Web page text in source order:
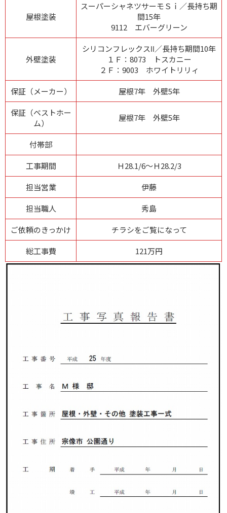
屋根塗装
スーパーシャネツサーモＳｉ／長持ち期
間15年
9112 エバーグリーン
外壁塗装
シリコンフレックスⅡ／長持ち期間10年
１Ｆ：8073 トスカニー
２Ｆ：9003 ホワイトリリィ
保証（メーカー）
屋根7年 外壁5年
保証（ベストホー
ム）
屋根7年 外壁5年
付帯部
工事期間
Ｈ28.1/6～Ｈ28.2/3
担当営業
伊藤
担当職人
秀島
ご依頼のきっかけ
チラシをご覧になって
総工事費
121万円